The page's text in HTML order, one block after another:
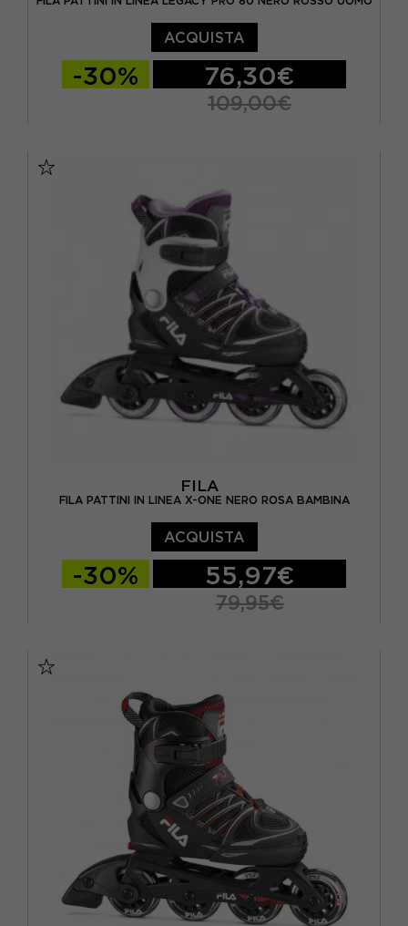
ACQUISTA
-30% 76,30€
109,00€
FILA
FILA PATTINI IN LINEA X-ONE NERO ROSA BAMBINA
ACQUISTA
-30% 55,97€
79,95€